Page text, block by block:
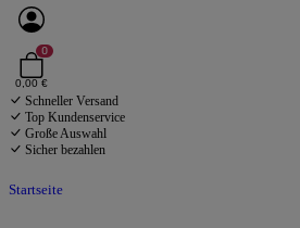
0
0,00 €
Schneller Versand
Top Kundenservice
Große Auswahl
Sicher bezahlen
Startseite